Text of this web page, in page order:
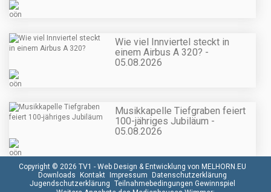
Wie viel Innviertel steckt in
einem Airbus A 320? -
05.08.2026
Musikkapelle Tiefgraben feiert
100-jähriges Jubiläum -
05.08.2026
Copyright © 2026 TV1 - Web Design & Entwicklung von MELHORN.EU
Downloads Kontakt Impressum Datenschutzerklärung
Jugendschutzerklärung Teilnahmebedingungen Gewinnspiel